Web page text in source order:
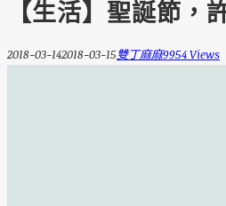
【生活】聖誕節，
2018-03-142018-03-15雙丁麻麻9954 Views